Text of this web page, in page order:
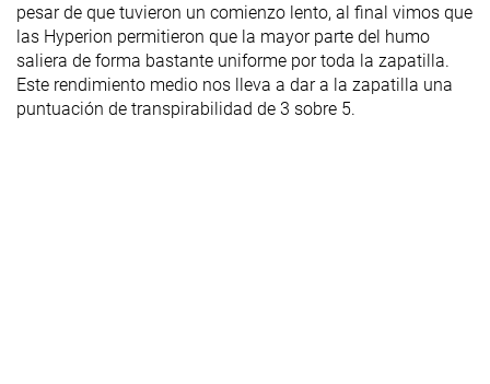
pesar de que tuvieron un comienzo lento, al final vimos que
las Hyperion permitieron que la mayor parte del humo
saliera de forma bastante uniforme por toda la zapatilla.
Este rendimiento medio nos lleva a dar a la zapatilla una
puntuación de transpirabilidad de 3 sobre 5.